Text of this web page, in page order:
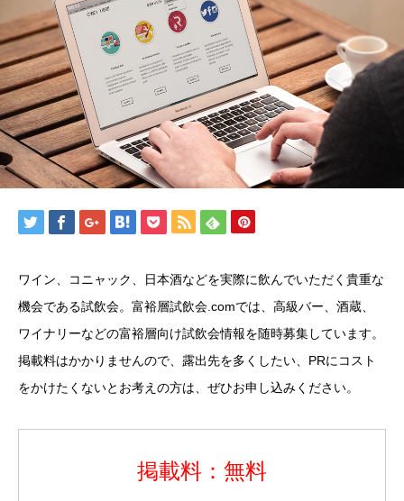
ワイン、コニャック、日本酒などを実際に飲んでいただく貴重な
機会である試飲会。富裕層試飲会.comでは、高級バー、酒蔵、
ワイナリーなどの富裕層向け試飲会情報を随時募集しています。
掲載料はかかりませんので、露出先を多くしたい、PRにコスト
をかけたくないとお考えの方は、ぜひお申し込みください。
掲載料：無料